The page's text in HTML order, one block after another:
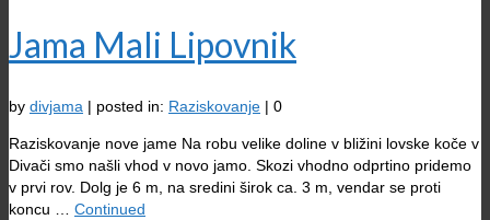
Jama Mali Lipovnik
by divjama | posted in: Raziskovanje | 0
Raziskovanje nove jame Na robu velike doline v bližini lovske koče v
Divači smo našli vhod v novo jamo. Skozi vhodno odprtino pridemo
v prvi rov. Dolg je 6 m, na sredini širok ca. 3 m, vendar se proti
koncu … Continued